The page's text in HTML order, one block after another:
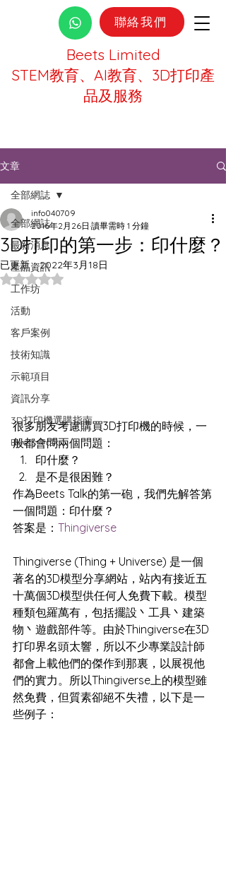
Beets Limited
STEM教育、AI教育、3D打印產
品及服務
聯絡我們
文章
全部網誌
最新消息
產品資訊
工作坊
活動
客戶案例
技術知識
示範項目
資訊分享
3D打印機選購指南
Beets Talk
全部網誌
3D打印的第一步：印什麼？
info040709
2016年2月26日 讀畢需時 1 分鐘
已更新：2022年3月18日
評等為 NaN（最高為 5 顆星）。
很多朋友考慮購買3D打印機的時候，一
般都會問兩個問題：
印什麼？
是不是很困難？
作為Beets Talk的第一砲，我們先解答第
一個問題：印什麼？
答案是： Thingiverse
Thingiverse (Thing + Universe) 是一個
著名的3D模型分享網站，站內有接近五
十萬個3D模型供任何人免費下載。模型
種類包羅萬有，包括擺設丶工具丶建築
物丶遊戲部件等。由於Thingiverse在3D
打印界名頭太響，所以不少專業設計師
都會上載他們的傑作到那裏，以展視他
們的實力。所以Thingiverse上的模型雖
然免費，但質素卻絕不失禮，以下是一
些例子：